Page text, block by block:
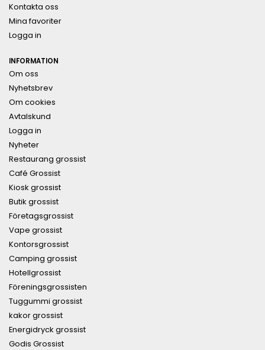
Kontakta oss
Mina favoriter
Logga in
INFORMATION
Om oss
Nyhetsbrev
Om cookies
Avtalskund
Logga in
Nyheter
Restaurang grossist
Café Grossist
Kiosk grossist
Butik grossist
Företagsgrossist
Vape grossist
Kontorsgrossist
Camping grossist
Hotellgrossist
Föreningsgrossisten
Tuggummi grossist
kakor grossist
Energidryck grossist
Godis Grossist